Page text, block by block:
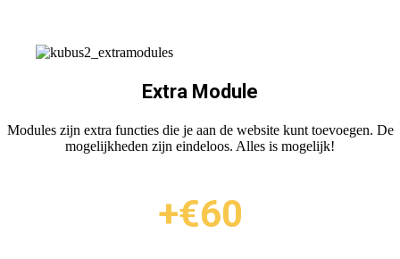
Extra Module
Modules zijn extra functies die je aan de website kunt toevoegen. De
mogelijkheden zijn eindeloos. Alles is mogelijk!
+€60